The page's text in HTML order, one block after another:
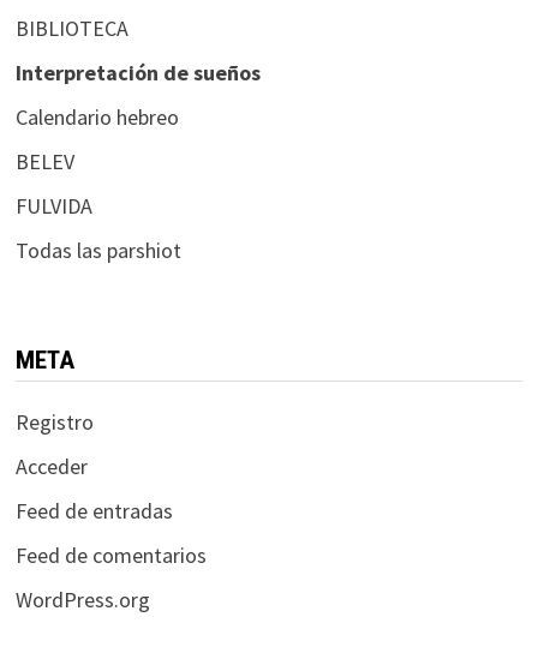
BIBLIOTECA
Interpretación de sueños
Calendario hebreo
BELEV
FULVIDA
Todas las parshiot
META
Registro
Acceder
Feed de entradas
Feed de comentarios
WordPress.org